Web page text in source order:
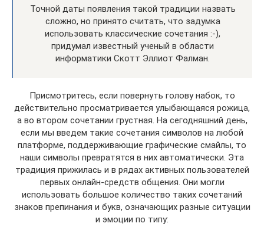
Точной даты появления такой традиции назвать
сложно, но принято считать, что задумка
использовать классические сочетания :-),
придумал известный ученый в области
информатики Скотт Эллиот Фалман.
Присмотритесь, если повернуть голову набок, то
действительно просматривается улыбающаяся рожица,
а во втором сочетании грустная. На сегодняшний день,
если мы введем такие сочетания символов на любой
платформе, поддерживающие графические смайлы, то
наши символы превратятся в них автоматически. Эта
традиция прижилась и в рядах активных пользователей
первых онлайн-средств общения. Они могли
использовать большое количество таких сочетаний
знаков препинания и букв, означающих разные ситуации
и эмоции по типу: